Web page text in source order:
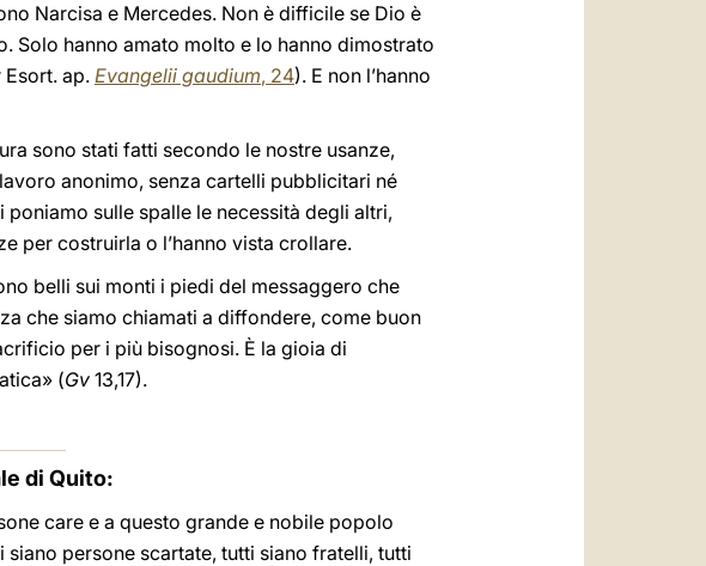
Narcisa e Mercedes. Non è difficile se Dio è
Solo hanno amato molto e lo hanno dimostrato
ap. Evangelii gaudium, 24). E non l’hanno
sono stati fatti secondo le nostre usanze,
anonimo, senza cartelli pubblicitari né
sulle spalle le necessità degli altri,
per costruirla o l’hanno vista crollare.
belli sui monti i piedi del messaggero che
che siamo chiamati a diffondere, come buon
per i più bisognosi. È la gioia di
(Gv 13,17).
di Quito:
care e a questo grande e nobile popolo
persone scartate, tutti siano fratelli, tutti